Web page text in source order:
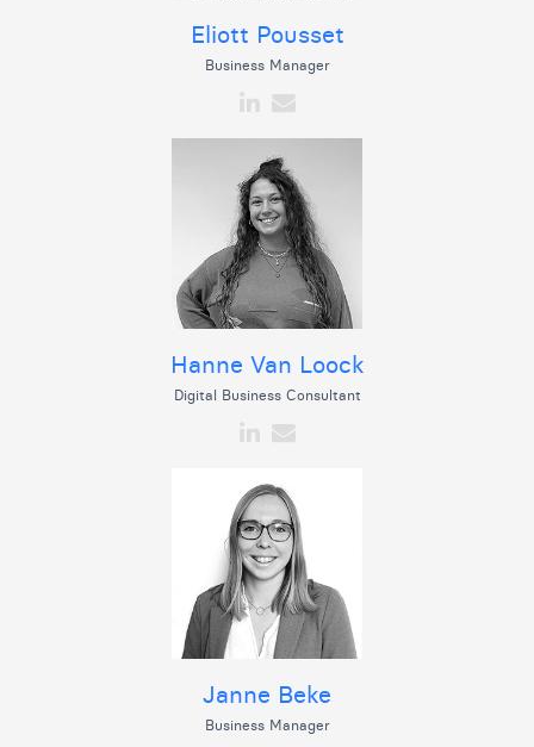
Eliott Pousset
Business Manager
Hanne Van Loock
Digital Business Consultant
Janne Beke
Business Manager